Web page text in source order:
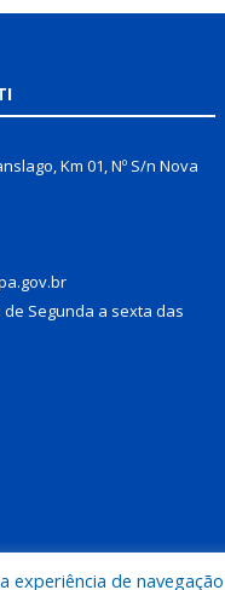
Km 01, Nº S/n Nova
Segunda a sexta das
experiência de